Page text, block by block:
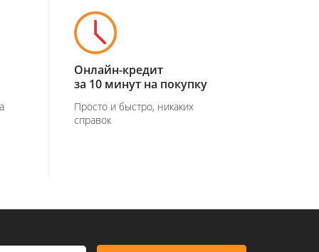
Онлайн-кредит
за 10 минут на покупку
Просто и быстро, никаких
справок